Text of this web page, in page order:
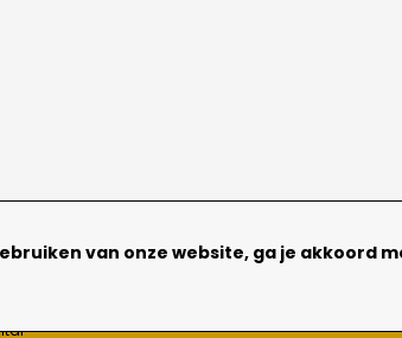
van onze website, ga je akkoord